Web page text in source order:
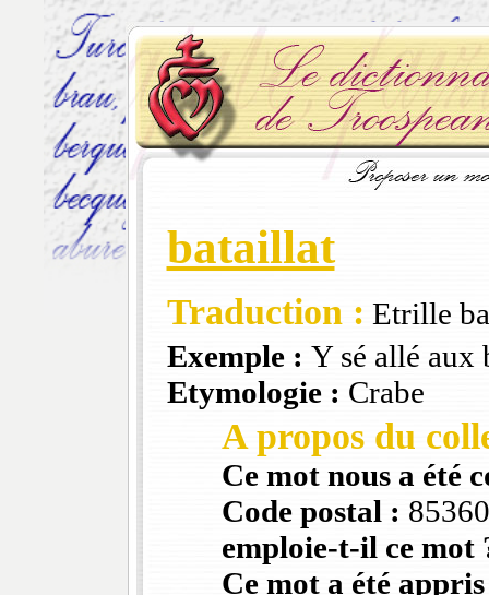
bataillat
Traduction : Etrille
Exemple : Y sé allé
Etymologie : Crabe
A propos du
Ce mot nous a été
Code postal :
emploie-t-il ce mot
Ce mot a été